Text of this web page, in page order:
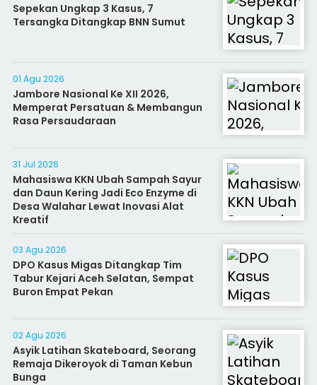
Sepekan Ungkap 3 Kasus, 7
Tersangka Ditangkap BNN Sumut
01 Agu 2026
Jambore Nasional Ke XII 2026,
Memperat Persatuan & Membangun
Rasa Persaudaraan
31 Jul 2026
Mahasiswa KKN Ubah Sampah Sayur
dan Daun Kering Jadi Eco Enzyme di
Desa Walahar Lewat Inovasi Alat
Kreatif
03 Agu 2026
DPO Kasus Migas Ditangkap Tim
Tabur Kejari Aceh Selatan, Sempat
Buron Empat Pekan
02 Agu 2026
Asyik Latihan Skateboard, Seorang
Remaja Dikeroyok di Taman Kebun
Bunga